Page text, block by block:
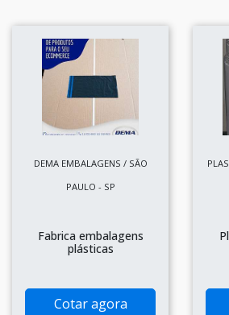
DEMA EMBALAGENS / SÃO
PAULO - SP
Fabrica embalagens
plásticas
Cotar agora